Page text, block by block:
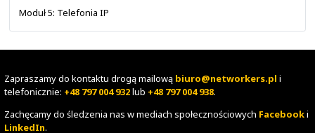
- Ethernet Switching
- VLAN
- Spanning Tree Protocol
Moduł 3: Routing w sieci IP